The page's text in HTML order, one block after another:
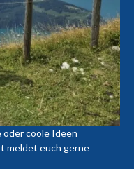
coole Ideen
meldet euch gerne